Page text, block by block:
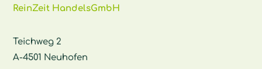
ReinZeit HandelsGmbH
Teichweg 2
A-4501 Neuhofen